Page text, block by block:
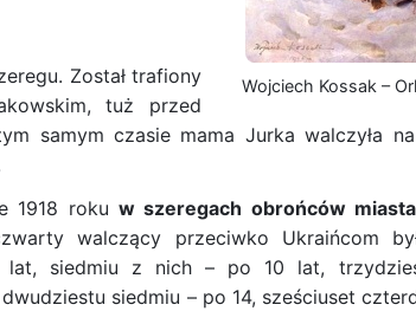
Wojciech Kossak –
Został trafiony
tuż przed
samym czasie mama Jurka walczyła
1918 rokuw szeregach obrońców
walczący przeciwko Ukraińcom
lat, siedmiu z nich – po 10 lat,
siedmiu – po 14, sześciuset